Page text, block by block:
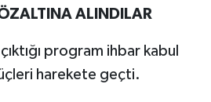
ALINDILAR
program ihbar kabul
harekete geçti.